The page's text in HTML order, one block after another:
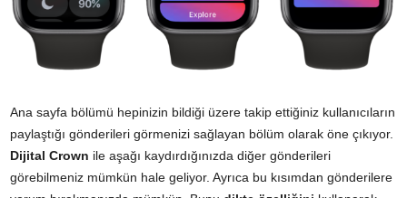
Ana sayfa bölümü hepinizin bildiği üzere takip ettiğiniz kullanıcıların
paylaştığı gönderileri görmenizi sağlayan bölüm olarak öne çıkıyor.
Dijital Crown ile aşağı kaydırdığınızda diğer gönderileri
görebilmeniz mümkün hale geliyor. Ayrıca bu kısımdan gönderilere